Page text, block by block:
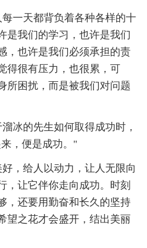
一天都背负着各种各样的十
是我们的学习，也许是我们
，也许是我们必须承担的责
得很有压力，也很累，可
所困扰，而是被我们对问题
的先生如何取得成功时，
，便是成功。"
给人以动力，让人无限向
，让它伴你走向成功。时刻
，还要用勤奋和长久的坚持
望之花才会盛开，结出美丽